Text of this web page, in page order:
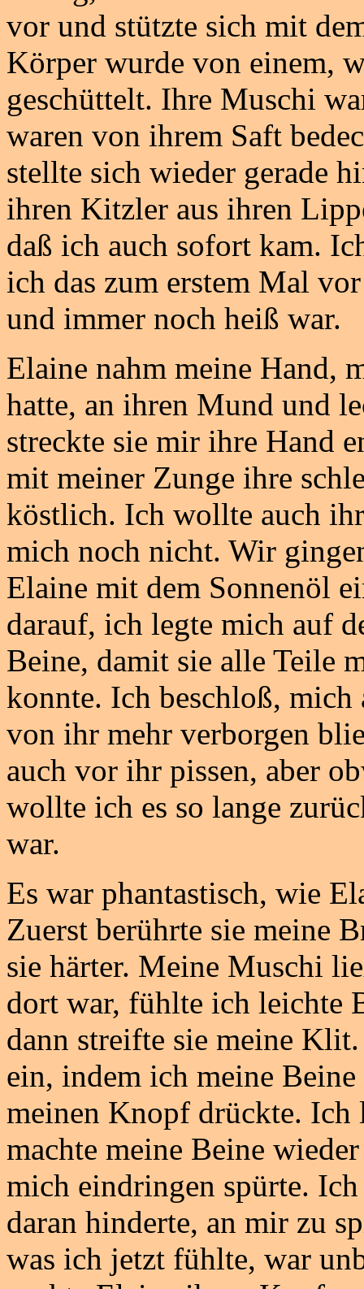
vor und stützte sich mit
Körper wurde von einem,
geschüttelt. Ihre Muschi
waren von ihrem Saft
stellte sich wieder gerade
ihren Kitzler aus ihren
daß ich auch sofort kam.
ich das zum erstem Mal
und immer noch heiß war.
Elaine nahm meine Hand,
hatte, an ihren Mund und
streckte sie mir ihre Hand
mit meiner Zunge ihre
köstlich. Ich wollte auch
mich noch nicht. Wir
Elaine mit dem Sonnenöl
darauf, ich legte mich auf
Beine, damit sie alle Teile
konnte. Ich beschloß, mich
von ihr mehr verborgen
auch vor ihr pissen, aber
wollte ich es so lange
war.
Es war phantastisch, wie
Zuerst berührte sie meine
sie härter. Meine Muschi
dort war, fühlte ich leichte
dann streifte sie meine
ein, indem ich meine
meinen Knopf drückte. Ich
machte meine Beine
mich eindringen spürte.
daran hinderte, an mir zu
was ich jetzt fühlte, war